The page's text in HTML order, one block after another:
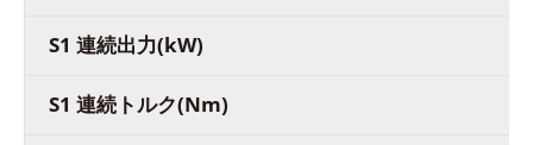
S1 連続出力(kW)
S1 連続トルク(Nm)